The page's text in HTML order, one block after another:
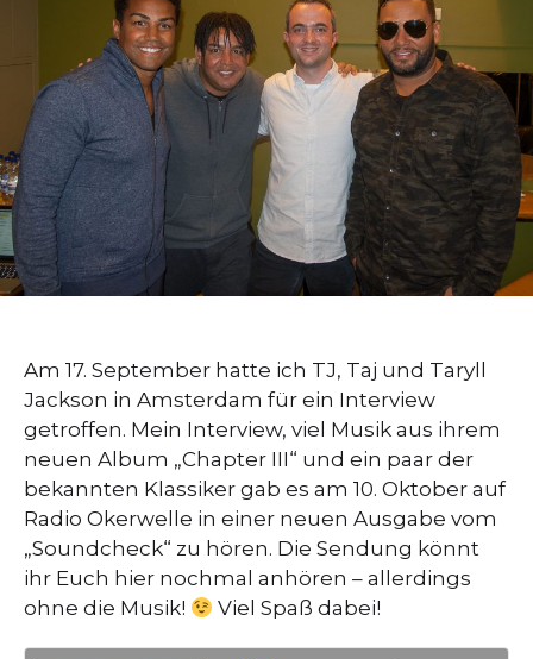
Am 17. September hatte ich TJ, Taj und Taryll
Jackson in Amsterdam für ein Interview
getroffen. Mein Interview, viel Musik aus ihrem
neuen Album „Chapter III“ und ein paar der
bekannten Klassiker gab es am 10. Oktober auf
Radio Okerwelle in einer neuen Ausgabe vom
„Soundcheck“ zu hören. Die Sendung könnt
ihr Euch hier nochmal anhören – allerdings
ohne die Musik!
Viel Spaß dabei!